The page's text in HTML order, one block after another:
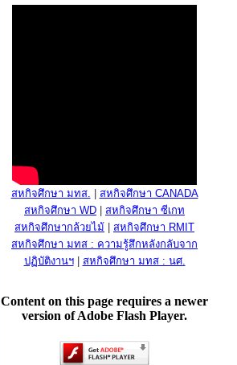
สหกิจศึกษา มทส.
สหกิจศึกษา CANADA
สหกิจศึกษา WD
สหกิจศึกษา ซีเกท
สหกิจศึกษากล้วยไม้
สหกิจศึกษา RMIT
สหกิจศึกษา มทส : ความรู้สึกหลังกลับจาก
ปฏิบัติงานฯ| สหกิจศึกษา มทส : นศ.
Content on this page requires a newer
version of Adobe Flash Player.